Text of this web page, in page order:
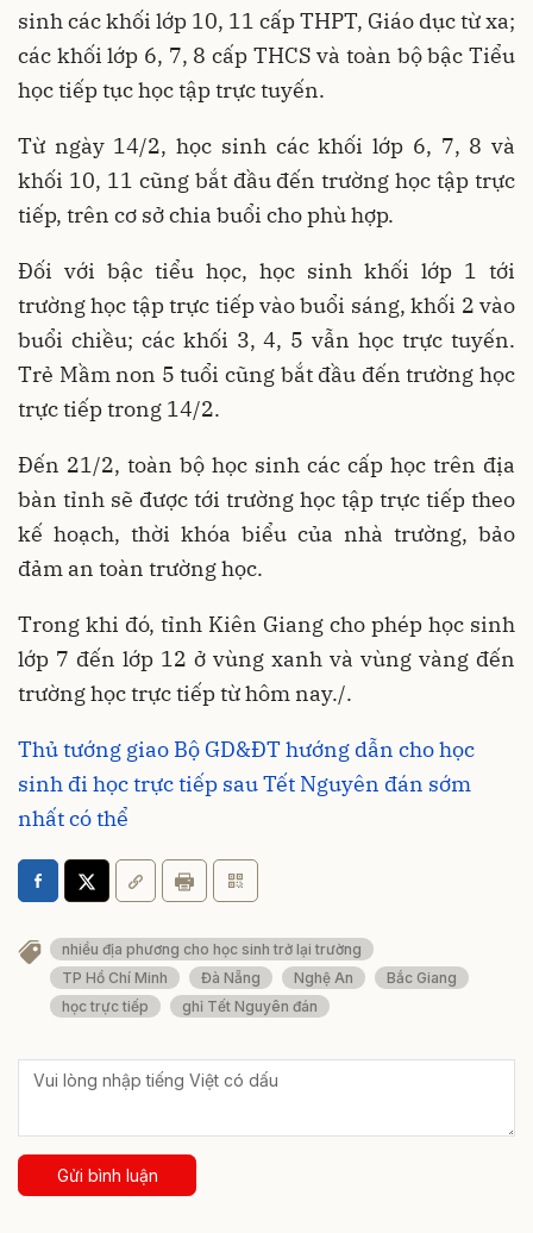
sinh các khối lớp 10, 11 cấp THPT, Giáo dục từ xa;
các khối lớp 6, 7, 8 cấp THCS và toàn bộ bậc Tiểu
học tiếp tục học tập trực tuyến.
Từ ngày 14/2, học sinh các khối lớp 6, 7, 8 và
khối 10, 11 cũng bắt đầu đến trường học tập trực
tiếp, trên cơ sở chia buổi cho phù hợp.
Đối với bậc tiểu học, học sinh khối lớp 1 tới
trường học tập trực tiếp vào buổi sáng, khối 2 vào
buổi chiều; các khối 3, 4, 5 vẫn học trực tuyến.
Trẻ Mầm non 5 tuổi cũng bắt đầu đến trường học
trực tiếp trong 14/2.
Đến 21/2, toàn bộ học sinh các cấp học trên địa
bàn tỉnh sẽ được tới trường học tập trực tiếp theo
kế hoạch, thời khóa biểu của nhà trường, bảo
đảm an toàn trường học.
Trong khi đó, tỉnh Kiên Giang cho phép học sinh
lớp 7 đến lớp 12 ở vùng xanh và vùng vàng đến
trường học trực tiếp từ hôm nay./.
Thủ tướng giao Bộ GD&ĐT hướng dẫn cho học
sinh đi học trực tiếp sau Tết Nguyên đán sớm
nhất có thể
nhiều địa phương cho học sinh trở lại trường
TP Hồ Chí Minh
Đà Nẵng Nghệ An
Bắc Giang
học trực tiếp
ghỉ Tết Nguyên đán
Gửi bình luận